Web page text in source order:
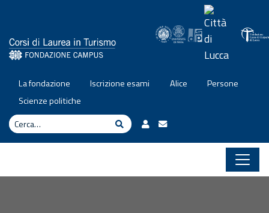
La fondazione Iscrizione esami Alice
Persone
Scienze politiche
Cerca
Cerca